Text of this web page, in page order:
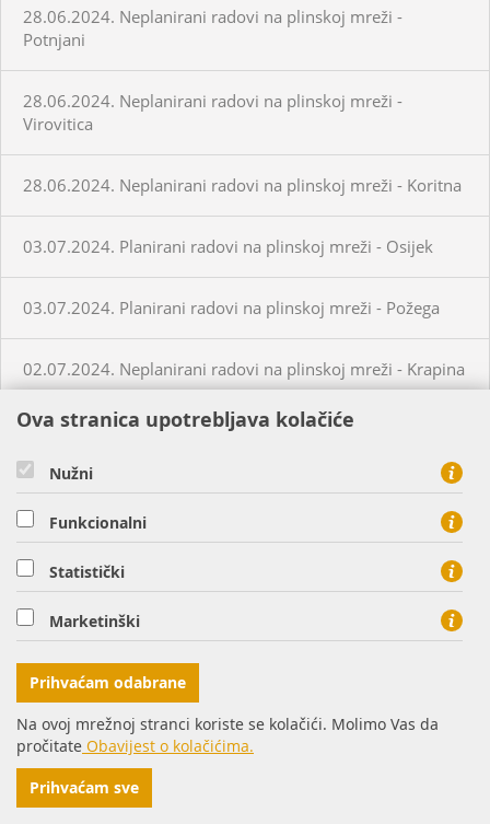
28.06.2024. Neplanirani radovi na plinskoj mreži -
Potnjani
28.06.2024. Neplanirani radovi na plinskoj mreži -
Virovitica
28.06.2024. Neplanirani radovi na plinskoj mreži - Koritna
03.07.2024. Planirani radovi na plinskoj mreži - Osijek
03.07.2024. Planirani radovi na plinskoj mreži - Požega
02.07.2024. Neplanirani radovi na plinskoj mreži - Krapina
05.07.2024. Planirani radovi na plinskoj mreži - Slatina
03.07.2024. Planirani radovi na plinskoj mreži - Višnjevac
03.07.2024. Planirani radovi na plinskoj mreži - Virovitica
03.07.2024. Planirani radovi na plinskoj mreži - Pakrac
03.07.2024. - 04.07.2024. - Planirani radovi na plinskoj
mreži - Sirač
Ova stranica upotrebljava kolačiće
Nužni
Funkcionalni
Statistički
Marketinški
Prihvaćam odabrane
Na ovoj mrežnoj stranci koriste se kolačići. Molimo Vas da
pročitate Obavijest o kolačićima.
Prihvaćam sve